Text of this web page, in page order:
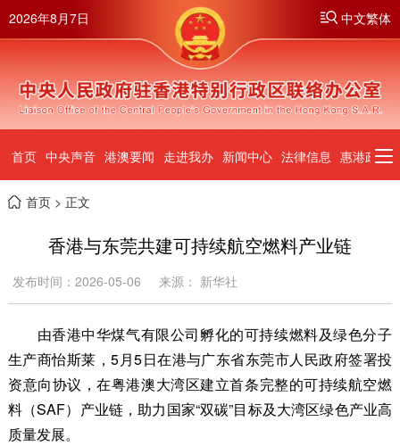
2026年8月7日 中文繁体
首页 中央声音 港澳要闻 走进我办 新闻中心 法律信息 惠港政策
首页> 正文
香港与东莞共建可持续航空燃料产业链
发布时间：2026-05-06 来源： 新华社
由香港中华煤气有限公司孵化的可持续燃料及绿色分子
生产商怡斯莱，5月5日在港与广东省东莞市人民政府签署投
资意向协议，在粤港澳大湾区建立首条完整的可持续航空燃
料（SAF）产业链，助力国家“双碳”目标及大湾区绿色产业高
质量发展。